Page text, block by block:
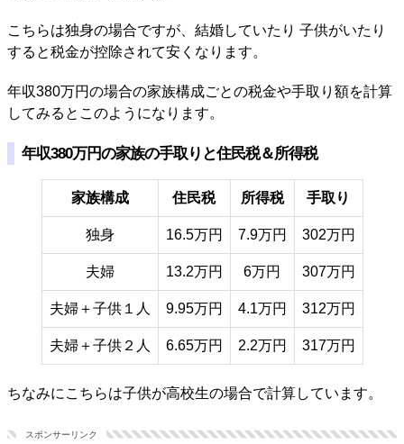
こちらは独身の場合ですが、結婚していたり 子供がいたり
すると税金が控除されて安くなります。
年収380万円の場合の家族構成ごとの税金や手取り額を計算
してみるとこのようになります。
年収380万円の家族の手取りと住民税＆所得税
家族構成 住民税 所得税 手取り
独身 16.5万円 7.9万円 302万円
夫婦 13.2万円 6万円 307万円
夫婦＋子供１人 9.95万円 4.1万円 312万円
夫婦＋子供２人 6.65万円 2.2万円 317万円
ちなみにこちらは子供が高校生の場合で計算しています。
スポンサーリンク